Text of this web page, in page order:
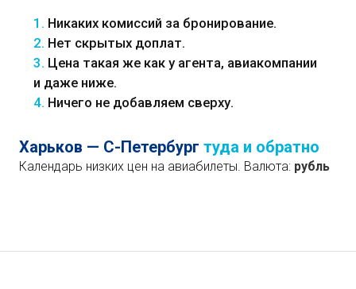
1. Никаких комиссий за бронирование.
2. Нет скрытых доплат.
3. Цена такая же как у агента, авиакомпании
и даже ниже.
4. Ничего не добавляем сверху.
Харьков — С-Петербург туда и обратно
Календарь низких цен на авиабилеты. Валюта: рубль